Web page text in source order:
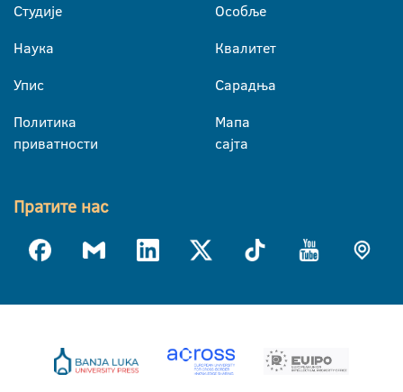
Студије
Наука
Упис
Политика
приватности
Особље
Квалитет
Сарадња
Мапа
сајта
Пратите нас